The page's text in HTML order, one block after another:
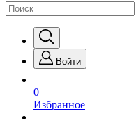
Войти
0
Избранное